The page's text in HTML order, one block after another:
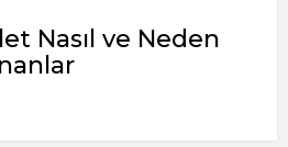
Nasıl ve Neden